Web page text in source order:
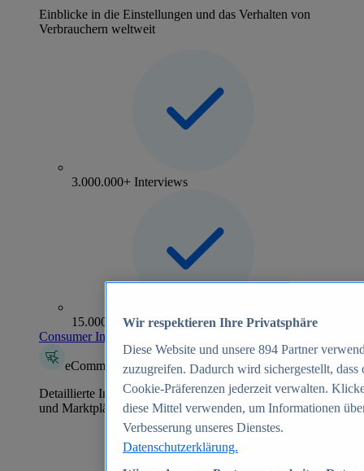
Einblicke in die Einstellungen und das Verhalten von
Verbrauchern weltweit
3.000.000+ Interviews
15.000+ Marken
Consumer Insights entdecken
eCommerce Insights
Detaillierte Informationen zu mehr als 39.000 Online-Shops
und Marktplätzen
Wir respektieren Ihre Privatsphäre
Diese Website und unsere 894 Partner
zuzugreifen. Dadurch wird sichergestellt,
Cookie-Präferenzen jederzeit verwalten.
diese Mittel verwenden, um Informationen
Verbesserung unseres Dienstes.
Datenschutzerklärung.